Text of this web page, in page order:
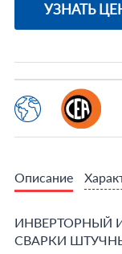
УЗНАТЬ
Описание
ИНВЕРТОРНЫЙ
СВАРКИ